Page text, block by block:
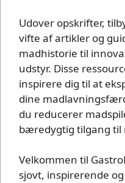
Udover opskrifter,
vifte af artikler og
madhistorie til
udstyr. Disse
inspirere dig til at
dine
du reducerer
bæredygtig tilgang til
Velkommen til
sjovt, inspirerende